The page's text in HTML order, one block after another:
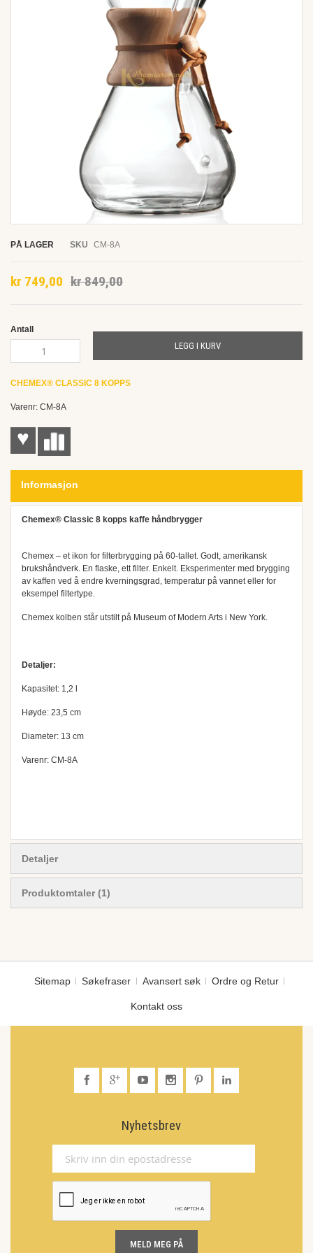
to
of
PÅ LAGER SKU CM-8A
kr 749,00 kr 849,00
Antall
LEGG I KURV
CHEMEX® CLASSIC 8 KOPPS
Varenr: CM-8A
♥
Informasjon
Chemex® Classic 8 kopps kaffe håndbrygger
Chemex – et ikon for filterbrygging på 60-tallet. Godt, amerikansk
brukshåndverk. En flaske, ett filter. Enkelt. Eksperimenter med brygging
av kaffen ved å endre kverningsgrad, temperatur på vannet eller for
eksempel filtertype.
Chemex kolben står utstilt på Museum of Modern Arts i New York.
Detaljer:
Kapasitet: 1,2 l
Høyde: 23,5 cm
Diameter: 13 cm
Varenr: CM-8A
Detaljer
Produktomtaler 1
Sitemap Søkefraser Avansert søk Ordre og Retur
Kontakt oss
Nyhetsbrev
MELD MEG PÅ